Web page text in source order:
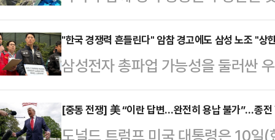
없다. 국민들이 묻고 있다. 이재명
다.먼저 그는 "이미 이란 국영 TV가
다"며 "때린 놈이 자백을 하는데도
는) 이제 …
이 진행되고 있다.11일 경찰 및 소
A군(11)은 전날 오후 가족과 함께
을 찾은 후 홀로 주봉으로 등산에
소지하지 않은 채 산행에 나섰던 아
자 전날 오후 5시 53분께 소방 당
"한국 경쟁력 흔들린다" 암참 경고에도 삼성 노조 "상
삼성전자 총파업 가능성을 둘러싼
시장으로 확산하고 있다. 11일 주
공개적으로 "한국 투자 경쟁력과
[중동 전쟁] 美 “이란 답변…완전히 용납 불가”…종전
도널드 트럼프 미국 대통령은 10일